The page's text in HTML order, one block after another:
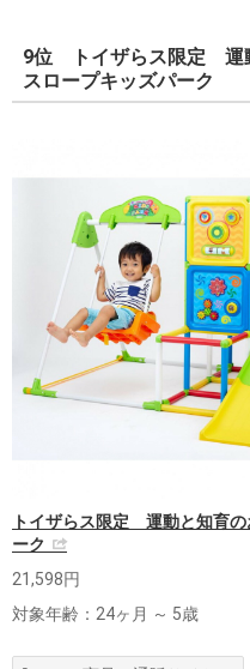
9位 トイザらス限定 運
スロープキッズパーク
トイザらス限定 運動と知育
ーク
21,598円
対象年齢：24ヶ月 ～ 5歳